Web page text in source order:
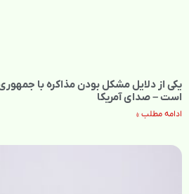
یکی از دلایل مشکل بودن مذاکره با
است – صدای آمریکا
ادامه مطلب »